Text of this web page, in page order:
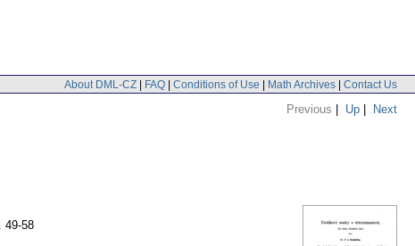
About DML-CZ | FAQ | Conditions of Use | Math Archives | Contact Us
Previous | Up | Next
49-58